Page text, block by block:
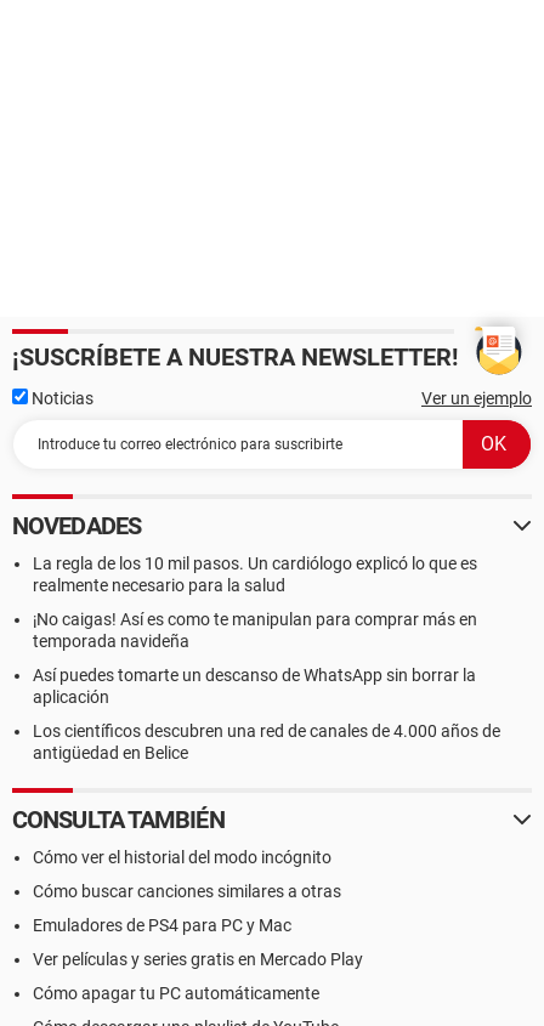
¡SUSCRÍBETE A NUESTRA NEWSLETTER!
Noticias Ver un ejemplo
NOVEDADES
La regla de los 10 mil pasos. Un cardiólogo explicó lo que es
realmente necesario para la salud
¡No caigas! Así es como te manipulan para comprar más en
temporada navideña
Así puedes tomarte un descanso de WhatsApp sin borrar la
aplicación
Los científicos descubren una red de canales de 4.000 años de
antigüedad en Belice
CONSULTA TAMBIÉN
Cómo ver el historial del modo incógnito
Cómo buscar canciones similares a otras
Emuladores de PS4 para PC y Mac
Ver películas y series gratis en Mercado Play
Cómo apagar tu PC automáticamente